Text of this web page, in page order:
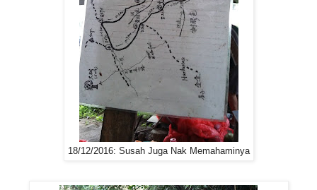
18/12/2016: Susah Juga Nak Memahaminya